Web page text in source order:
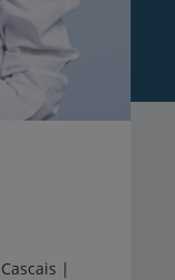
Cascais |